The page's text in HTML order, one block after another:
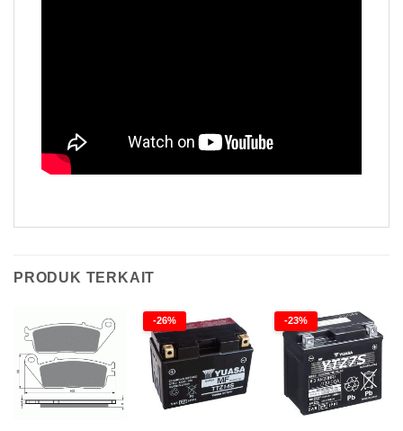
PRODUK TERKAIT
-26% -23%